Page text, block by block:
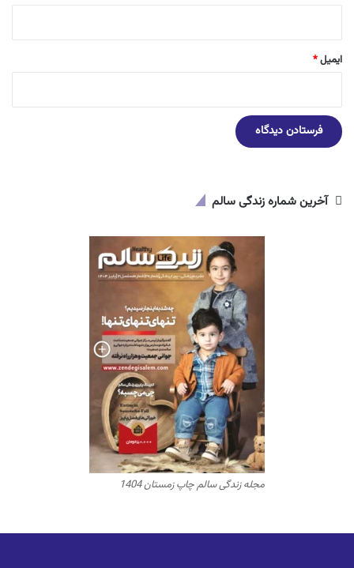
ایمیل*
آخرین شماره زندگی سالم
مجله زندگی سالم چاپ زمستان 1404